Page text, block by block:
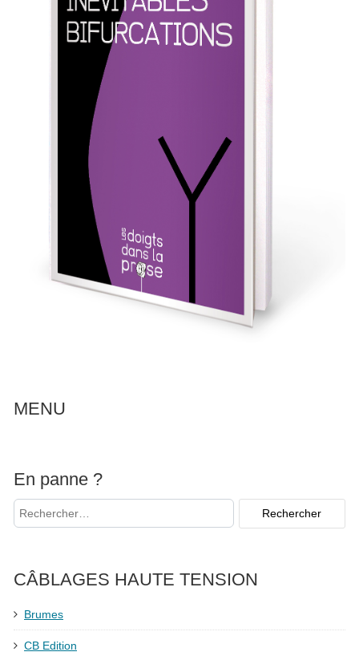
MENU
En panne ?
CÂBLAGES HAUTE TENSION
Brumes
CB Edition